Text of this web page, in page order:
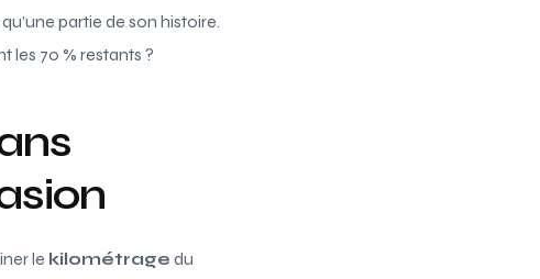
partie de son histoire.
les 70 % restants ?
le kilométrage du